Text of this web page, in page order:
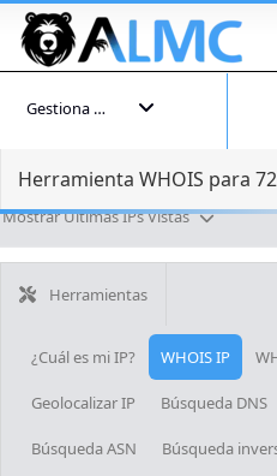
Gestiona tu cuenta
Herramienta WHOIS para
Mostrar Últimas IPs Vistas
Herramientas
¿Cuál es mi IP? WHOIS IP
Geolocalizar IP Búsqueda DNS
Búsqueda ASN Búsqueda